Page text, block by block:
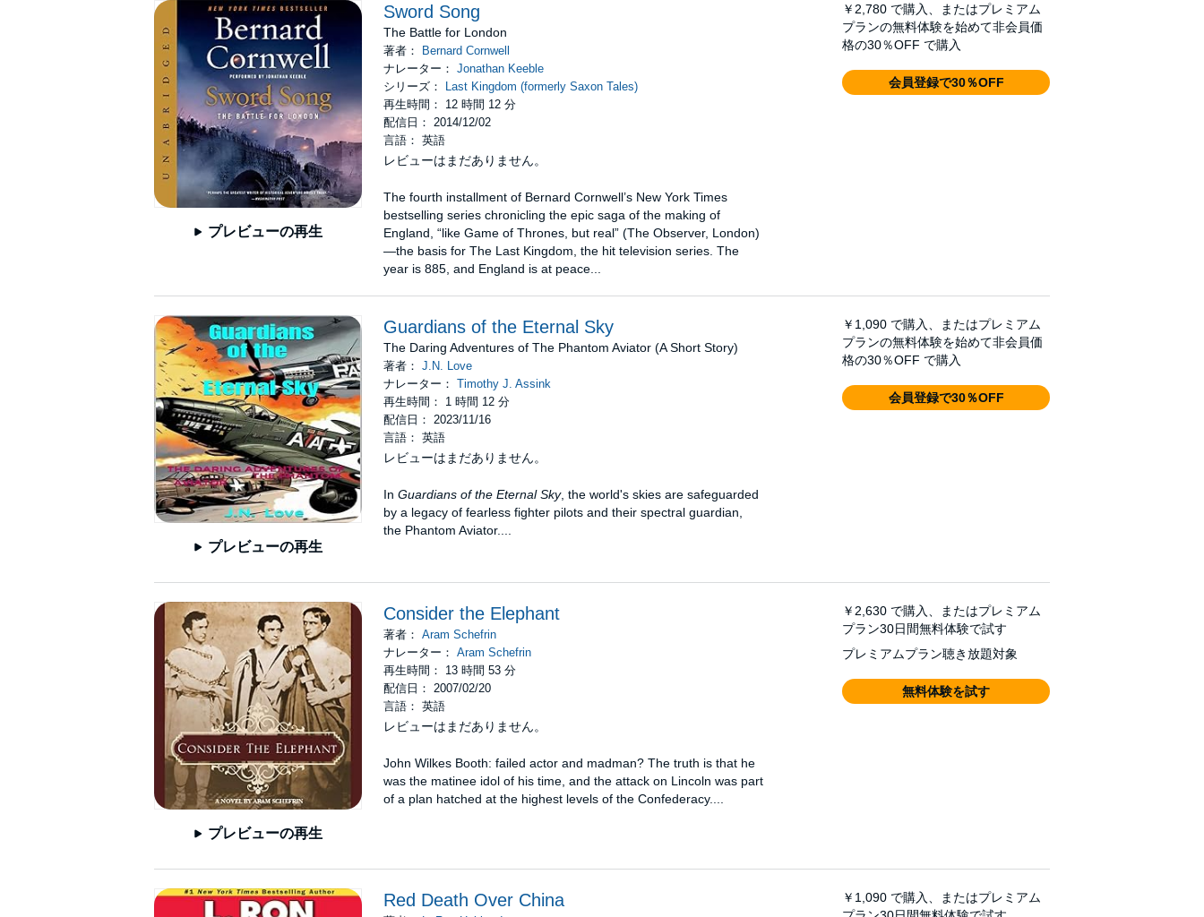
プレビューの再生
Sword Song
The Battle for London
著者：
Bernard Cornwell
ナレーター： Jonathan Keeble
シリーズ：
Last Kingdom (formerly Saxon Tales)
再生時間： 12 時間 12 分
配信日： 2014/12/02
言語： 英語
レビューはまだありません。
The fourth installment of Bernard Cornwell’s New York Times
bestselling series chronicling the epic saga of the making of
England, “like Game of Thrones, but real” (The Observer, London)
—the basis for The Last Kingdom, the hit television series. The
year is 885, and England is at peace...
￥2,780 で購入、またはプレミアム
プランの無料体験を始めて非会員価
格の30％OFF で購入
会員登録で30％OFF
プレビューの再生
Guardians of the Eternal Sky
The Daring Adventures of The Phantom Aviator (A Short Story)
著者： J.N. Love
ナレーター： Timothy J. Assink
再生時間： 1 時間 12 分
配信日： 2023/11/16
言語： 英語
レビューはまだありません。
In Guardians of the Eternal Sky, the world's skies are safeguarded
by a legacy of fearless fighter pilots and their spectral guardian,
the Phantom Aviator....
￥1,090 で購入、またはプレミアム
プランの無料体験を始めて非会員価
格の30％OFF で購入
会員登録で30％OFF
プレビューの再生
Consider the Elephant
著者： Aram Schefrin
ナレーター： Aram Schefrin
再生時間： 13 時間 53 分
配信日： 2007/02/20
言語： 英語
レビューはまだありません。
John Wilkes Booth: failed actor and madman? The truth is that he
was the matinee idol of his time, and the attack on Lincoln was part
of a plan hatched at the highest levels of the Confederacy....
￥2,630 で購入、またはプレミアム
プラン30日間無料体験で試す
プレミアムプラン聴き放題対象
無料体験を試す
Red Death Over China ￥1,090 で購入、またはプレミアム